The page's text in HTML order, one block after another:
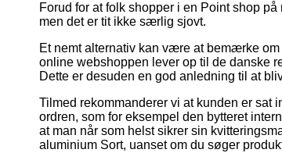
Forud for at folk shopper i en Point shop
men det er tit ikke særlig sjovt.
Et nemt alternativ kan være at bemærke
online webshoppen lever op til de danske
Dette er desuden en god anledning til at
Tilmed rekommanderer vi at kunden er sat
ordren, som for eksempel den bytteret
at man når som helst sikrer sin
aluminium Sort, uanset om du søger